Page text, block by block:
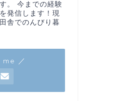
。 今までの経験
発信します！現
舎でのんびり暮
／